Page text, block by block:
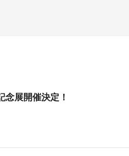
念展開催決定！